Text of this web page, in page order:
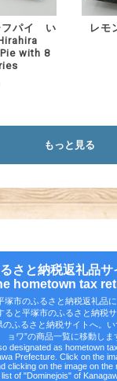
フパイ い
with 8
レモ
もっと見る
さと納税返礼品サ
hometown tax
塚市のふるさと納税返礼品
ると平塚市のふるさと納税
のふるさと納税サイトへ。
ョワ”の商品一覧に移動しま
designated as hometown
Prefecture. Click on the
clicking on the image on the
of "Dominejois" of